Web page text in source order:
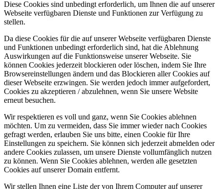
Diese Cookies sind unbedingt erforderlich, um Ihnen die auf unserer
Webseite verfügbaren Dienste und Funktionen zur Verfügung zu
stellen.
Da diese Cookies für die auf unserer Webseite verfügbaren Dienste
und Funktionen unbedingt erforderlich sind, hat die Ablehnung
Auswirkungen auf die Funktionsweise unserer Webseite. Sie
können Cookies jederzeit blockieren oder löschen, indem Sie Ihre
Browsereinstellungen ändern und das Blockieren aller Cookies auf
dieser Webseite erzwingen. Sie werden jedoch immer aufgefordert,
Cookies zu akzeptieren / abzulehnen, wenn Sie unsere Website
erneut besuchen.
Wir respektieren es voll und ganz, wenn Sie Cookies ablehnen
möchten. Um zu vermeiden, dass Sie immer wieder nach Cookies
gefragt werden, erlauben Sie uns bitte, einen Cookie für Ihre
Einstellungen zu speichern. Sie können sich jederzeit abmelden oder
andere Cookies zulassen, um unsere Dienste vollumfänglich nutzen
zu können. Wenn Sie Cookies ablehnen, werden alle gesetzten
Cookies auf unserer Domain entfernt.
Wir stellen Ihnen eine Liste der von Ihrem Computer auf unserer